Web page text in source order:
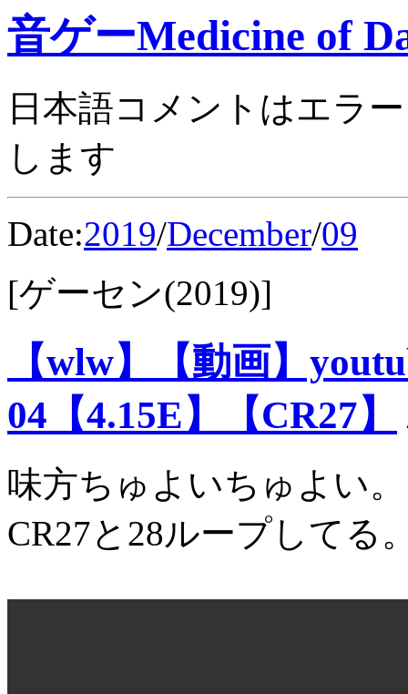
音ゲーMedicine of
日本語コメントはエラ
します
Date:2019/December/09
[ゲーセン(2019)]
【wlw】【動画】
04【4.15E】【CR27】
味方ちゅよいちゅよい。
CR27と28ループしてる